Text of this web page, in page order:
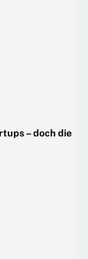
– doch die